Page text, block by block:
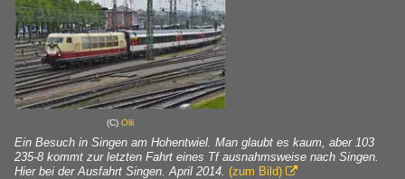
(C) Olli
Ein Besuch in Singen am Hohentwiel. Man glaubt es kaum, aber 103
235-8 kommt zur letzten Fahrt eines Tf ausnahmsweise nach Singen.
Hier bei der Ausfahrt Singen. April 2014. (zum Bild) 